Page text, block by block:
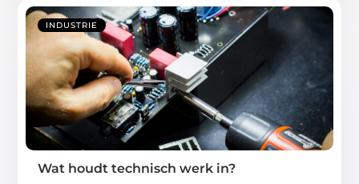
INDUSTRIE
Wat houdt technisch werk in?